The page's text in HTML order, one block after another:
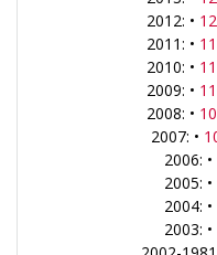
2012: •
2011: •
2010: •
2009: •
2008: •
2007: •
2006: •
2005: •
2004: •
2003: •